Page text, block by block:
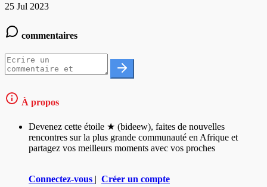
25 Jul 2023
commentaires
À propos
Devenez cette étoile ★ (bideew), faites de nouvelles
rencontres sur la plus grande communauté en Afrique et
partagez vos meilleurs moments avec vos proches
Connectez-vous | Créer un compte